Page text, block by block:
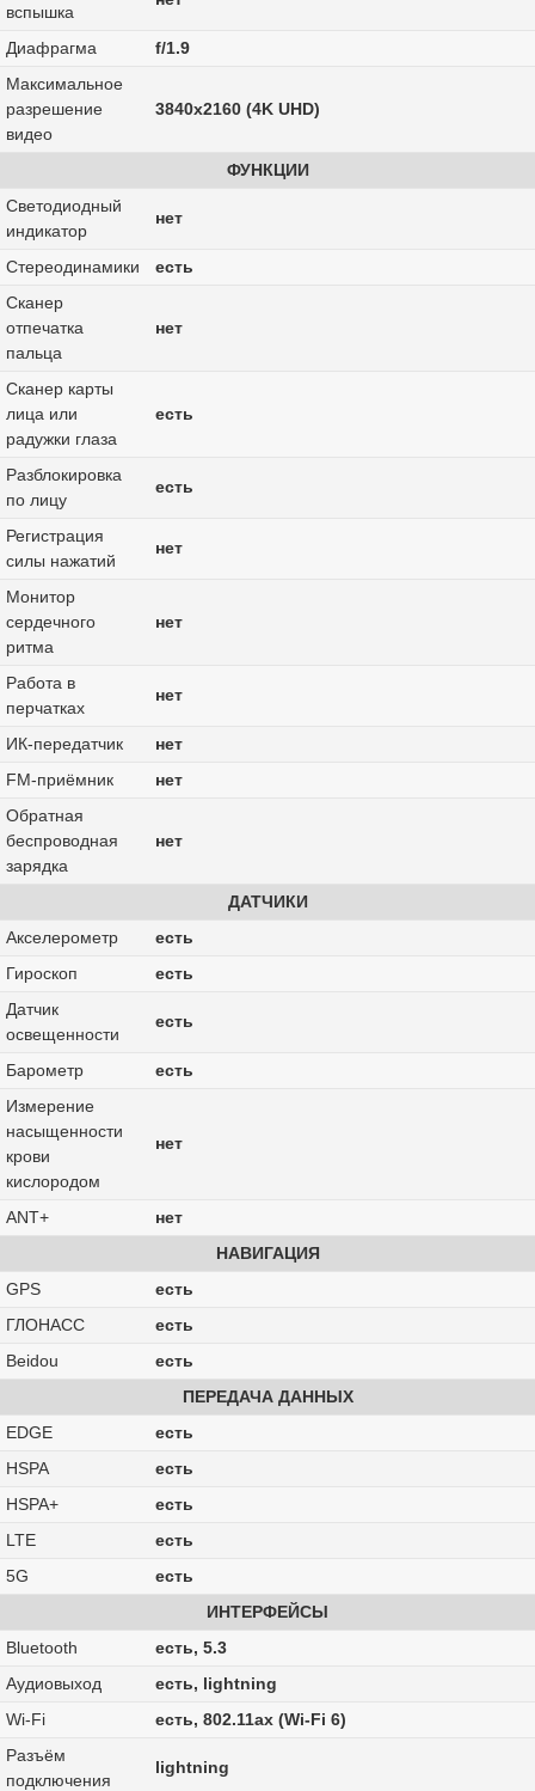
вспышка
Диафрагма
f/1.9
Максимальное
разрешение
видео
3840x2160 (4K UHD)
ФУНКЦИИ
Светодиодный
индикатор
нет
Стереодинамики
есть
Сканер
отпечатка
пальца
нет
Сканер карты
лица или
радужки глаза
есть
Разблокировка
по лицу
есть
Регистрация
силы нажатий
нет
Монитор
сердечного
ритма
нет
Работа в
перчатках
нет
ИК-передатчик
нет
FM-приёмник
нет
Обратная
беспроводная
зарядка
нет
ДАТЧИКИ
Акселерометр
есть
Гироскоп
есть
Датчик
освещенности
есть
Барометр
есть
Измерение
насыщенности
крови
кислородом
нет
ANT+
нет
НАВИГАЦИЯ
GPS
есть
ГЛОНАСС
есть
Beidou
есть
ПЕРЕДАЧА ДАННЫХ
EDGE
есть
HSPA
есть
HSPA+
есть
LTE
есть
5G
есть
ИНТЕРФЕЙСЫ
Bluetooth
есть, 5.3
Аудиовыход
есть, lightning
Wi-Fi
есть, 802.11ax (Wi-Fi 6)
Разъём
подключения
lightning